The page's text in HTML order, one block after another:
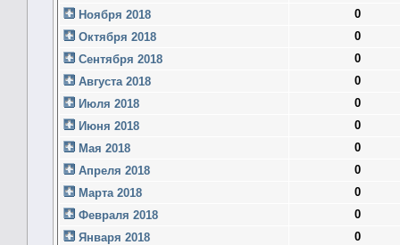
Ноября 2018
0
Октября 2018
0
Сентября 2018
0
Августа 2018
0
Июля 2018
0
Июня 2018
0
Мая 2018
0
Апреля 2018
0
Марта 2018
0
Февраля 2018
0
Января 2018
0